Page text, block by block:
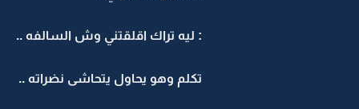
: ليه تراك اقلقتني وش السالفه ..
تكلم وهو يحاول يتحاشى نضراته ..